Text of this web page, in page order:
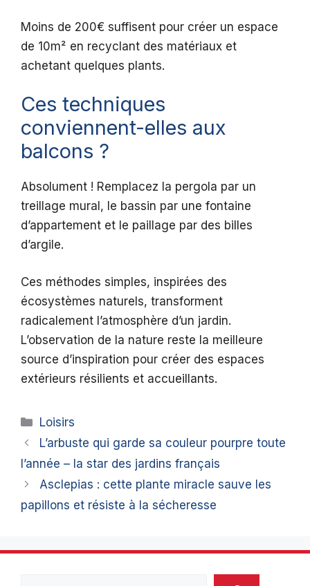
Moins de 200€ suffisent pour créer un espace
de 10m² en recyclant des matériaux et
achetant quelques plants.
Ces techniques
conviennent-elles aux
balcons ?
Absolument ! Remplacez la pergola par un
treillage mural, le bassin par une fontaine
d’appartement et le paillage par des billes
d’argile.
Ces méthodes simples, inspirées des
écosystèmes naturels, transforment
radicalement l’atmosphère d’un jardin.
L’observation de la nature reste la meilleure
source d’inspiration pour créer des espaces
extérieurs résilients et accueillants.
Catégories
Loisirs
L’arbuste qui garde sa couleur pourpre toute
l’année – la star des jardins français
Asclepias : cette plante miracle sauve les
papillons et résiste à la sécheresse